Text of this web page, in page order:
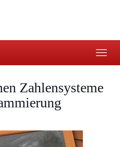
Zahlensysteme